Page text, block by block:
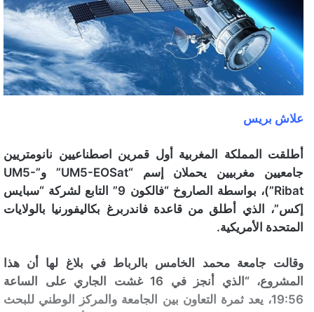
علاش بريس
أطلقت المملكة المغربية أول قمرين اصطناعيين نانومتريين
جامعيين مغربيين يحملان إسم “UM5-EOSat” و”UM5-
Ribat”)، بواسطة الصاروخ “فالكون 9” التابع لشركة “سبايس
إكس”، الذي أطلق من قاعدة فاندربرغ بكاليفورنيا بالولايات
المتحدة الأمريكية.
وقالت جامعة محمد الخامس بالرباط في بلاغ لها أن هذا
المشروع، “الذي أنجز في 16 غشت الجاري على الساعة
19:56، يعد ثمرة التعاون بين الجامعة والمركز الوطني للبحث